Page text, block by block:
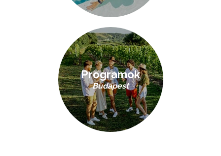
Programok
Budapest